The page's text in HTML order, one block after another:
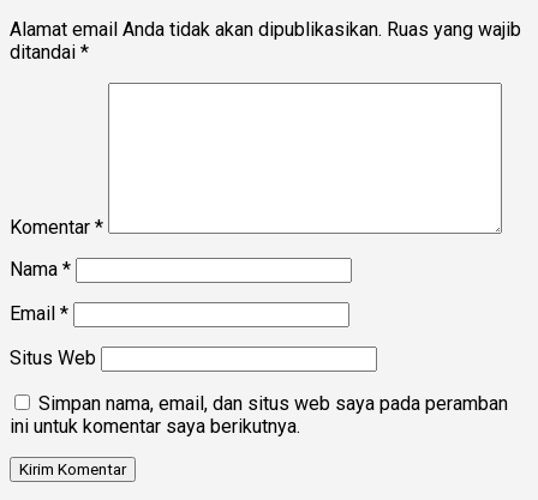
Alamat email Anda tidak akan dipublikasikan. Ruas yang wajib
ditandai *
Komentar *
Nama *
Email *
Situs Web
Simpan nama, email, dan situs web saya pada peramban
ini untuk komentar saya berikutnya.